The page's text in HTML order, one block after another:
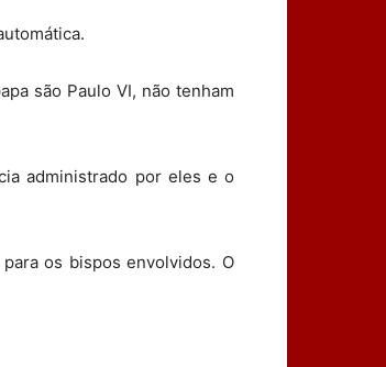
são Paulo VI, não tenham
administrado por eles e o
os bispos envolvidos. O